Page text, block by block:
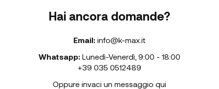
Hai ancora domande?
Email: info@k-max.it
Whatsapp: Lunedì-Venerdì 9:00 - 18:00
+39 035 0512489
Oppure invaci un messaggio qui